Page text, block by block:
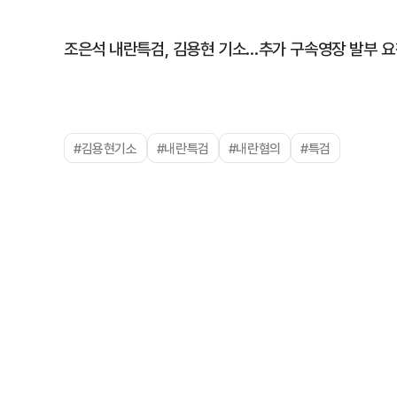
조은석 내란특검, 김용현 기소…추가 구속영장 발부
#김용현기소 #내란특검 #내란혐의 #특검